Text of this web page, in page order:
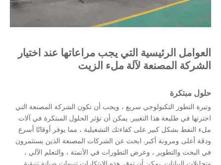
العوامل الرئيسية التي يجب مراعاتها عند اختيار
الشركة المصنعة لآلة ملء الزيت
حلول مبتكرة
وتيرة التطور التكنولوجي سريع ، ويجب أن تكون الشركة المصنعة التي
اخترتها في طليعة هذا التغيير. يمكن أن تؤثر الحلول المبتكرة في آلات
ملء النفط بشكل كبير على كفاءتك التشغيلية ، مما يوفر أوقاتًا أسرع
ودقة أعلى ومرونة أكبر. ابحث عن الشركات المصنعة الذين يستثمرون
في البحث والتطوير ، وعرض التطورات في الأتمتة ، والتعلم الآلي ،